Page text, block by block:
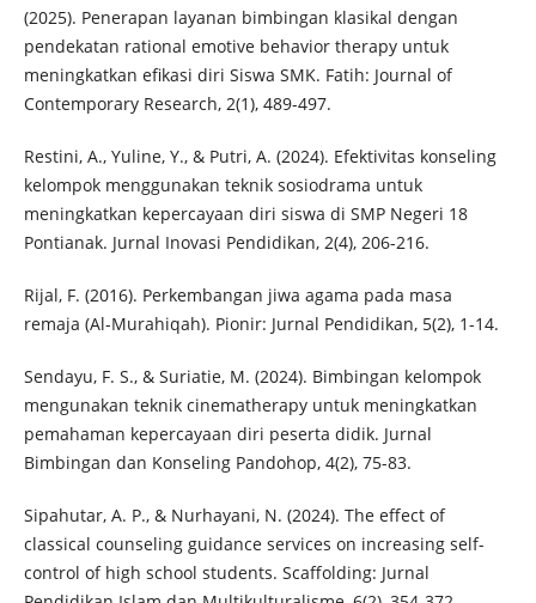
(2025). Penerapan layanan bimbingan klasikal dengan
pendekatan rational emotive behavior therapy untuk
meningkatkan efikasi diri Siswa SMK. Fatih: Journal of
Contemporary Research, 2(1), 489-497.
Restini, A., Yuline, Y., & Putri, A. (2024). Efektivitas konseling
kelompok menggunakan teknik sosiodrama untuk
meningkatkan kepercayaan diri siswa di SMP Negeri 18
Pontianak. Jurnal Inovasi Pendidikan, 2(4), 206-216.
Rijal, F. (2016). Perkembangan jiwa agama pada masa
remaja (Al-Murahiqah). Pionir: Jurnal Pendidikan, 5(2), 1-14.
Sendayu, F. S., & Suriatie, M. (2024). Bimbingan kelompok
mengunakan teknik cinematherapy untuk meningkatkan
pemahaman kepercayaan diri peserta didik. Jurnal
Bimbingan dan Konseling Pandohop, 4(2), 75-83.
Sipahutar, A. P., & Nurhayani, N. (2024). The effect of
classical counseling guidance services on increasing self-
control of high school students. Scaffolding: Jurnal